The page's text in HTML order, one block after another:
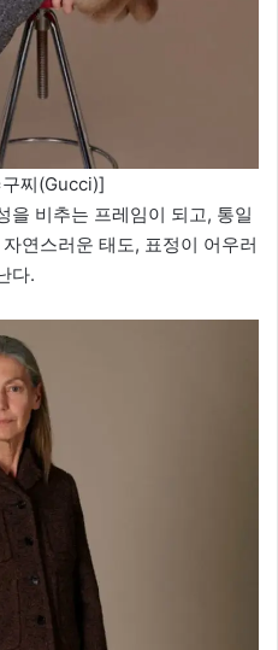
찌(Gucci)]
을 비추는 프레임이 되고, 통일
연스러운 태도, 표정이 어우러
다.